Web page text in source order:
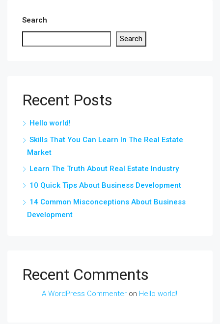
Search
Search
Recent Posts
Hello world!
Skills That You Can Learn In The Real Estate
Market
Learn The Truth About Real Estate Industry
10 Quick Tips About Business Development
14 Common Misconceptions About Business
Development
Recent Comments
A WordPress Commenter on Hello world!